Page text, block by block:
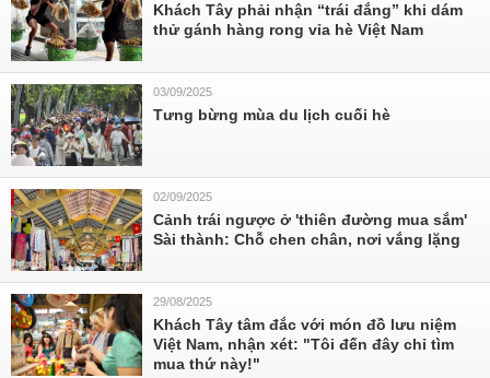
Khách Tây phải nhận “trái đắng” khi dám
thử gánh hàng rong vỉa hè Việt Nam
03/09/2025
Tưng bừng mùa du lịch cuối hè
02/09/2025
Cảnh trái ngược ở 'thiên đường mua sắm'
Sài thành: Chỗ chen chân, nơi vắng lặng
29/08/2025
Khách Tây tâm đắc với món đồ lưu niệm
Việt Nam, nhận xét: "Tôi đến đây chỉ tìm
mua thứ này!"